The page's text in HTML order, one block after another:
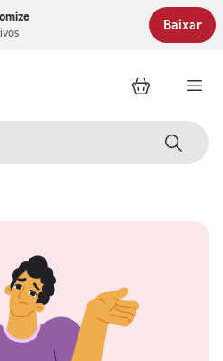
Baixar